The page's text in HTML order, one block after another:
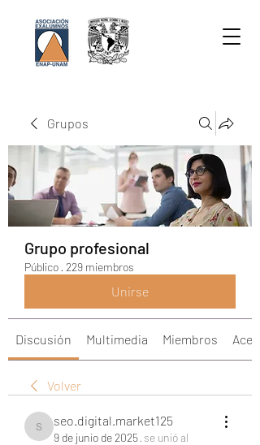
Grupos
Grupo profesional
Público · 229 miembros
Unirse
Discusión Multimedia Miembros
Volver
seo.digital.market125
seo.digital.market125
9 de junio de 2025· se unió al